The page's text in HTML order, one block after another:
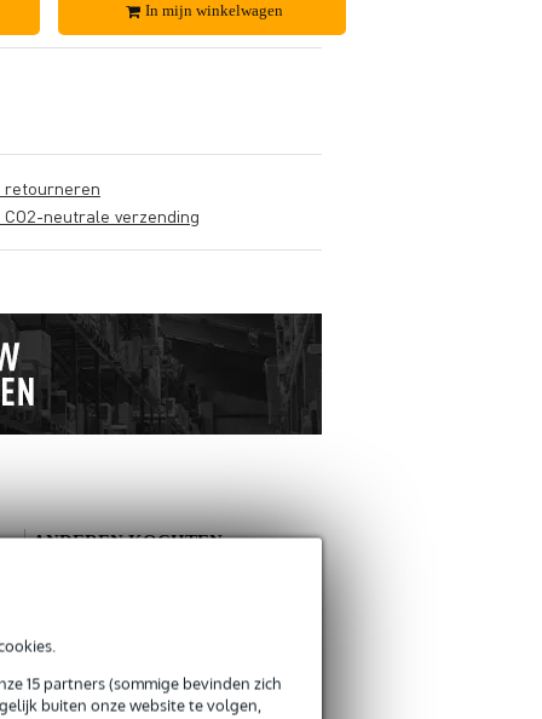
15 partners (sommige bevinden zich
buiten onze website te volgen,
In mijn winkelwagen
retourneren
CO2-neutrale verzending
Je naam
ANDEREN KOCHTEN